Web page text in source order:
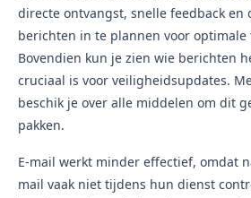
directe ontvangst, snelle feedback en
berichten in te plannen voor
Bovendien kun je zien wie berichten
cruciaal is voor veiligheidsupdates.
beschik je over alle middelen om dit
pakken.
E-mail werkt minder effectief, omdat
mail vaak niet tijdens hun dienst